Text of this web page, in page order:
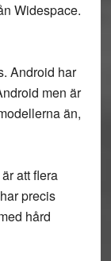
Widespace.
Android har
men är
än,
att flera
precis
hård